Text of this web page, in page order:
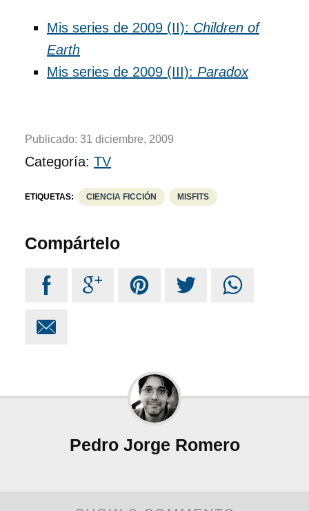
Mis series de 2009 (II): Children of
Earth
Mis series de 2009 (III): Paradox
Publicado: 31 diciembre, 2009
Categoría: TV
ETIQUETAS: CIENCIA FICCIÓN MISFITS
Compártelo
    

Pedro Jorge Romero